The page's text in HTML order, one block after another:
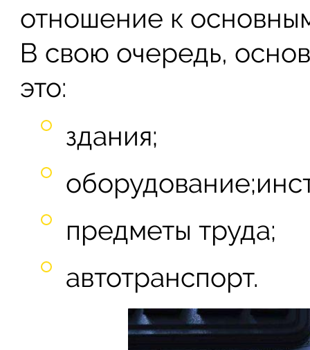
отношение к
В свою очередь,
это:
здания;
предметы труда;
автотранспорт.